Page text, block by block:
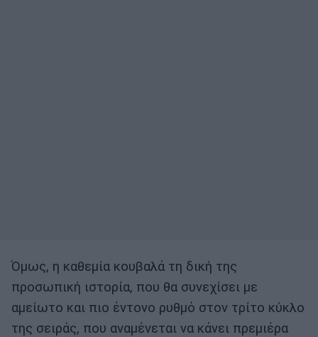
Όμως, η καθεμία κουβα­λά τη δική της
προσωπική ιστορία, που θα συνεχίσει με
αμείωτο και πιο έντονο ρυθμό στον τρίτο κύκλο
της σειράς, που αναμένεται να κάνει πρε­μιέρα